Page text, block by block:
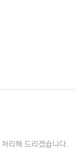
리해 드리겠습니다.